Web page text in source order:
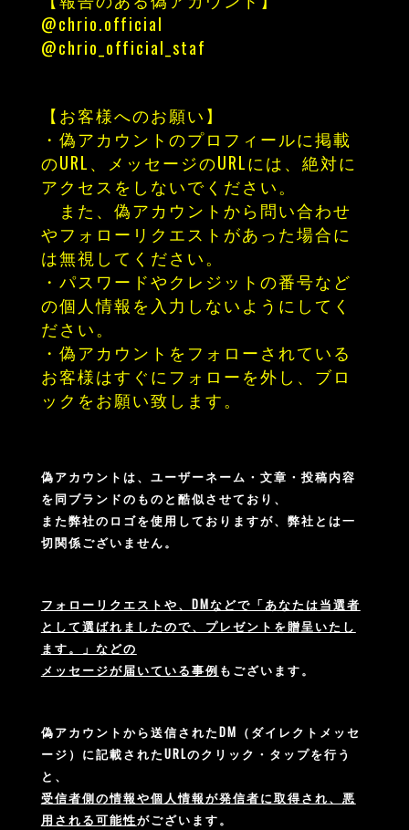
@chrio.official
@chrio_official_staf
【お客様へのお願い】
・偽アカウントのプロフィールに掲載
のURL、メッセージのURLには、絶対に
アクセスをしないでください。
また、偽アカウントから問い合わせ
やフォローリクエストがあった場合に
は無視してください。
・パスワードやクレジットの番号など
の個人情報を入力しないようにしてく
ださい。
・偽アカウントをフォローされている
お客様はすぐにフォローを外し、ブロ
ックをお願い致します。
偽アカウントは、ユーザーネーム・文章・投稿内容
を同ブランドのものと酷似させており、
また弊社のロゴを使用しておりますが、弊社とは一
切関係ございません。
フォローリクエストや、DMなどで「あなたは当選者
として選ばれましたので、プレゼントを贈呈いたし
ます。」などの
メッセージが届いている事例 もございます。
偽アカウントから送信されたDM（ダイレクトメッセ
ージ）に記載されたURLのクリック・タップを行う
と、
受信者側の情報や個人情報が発信者に取得され、悪
用される可能性がございます。